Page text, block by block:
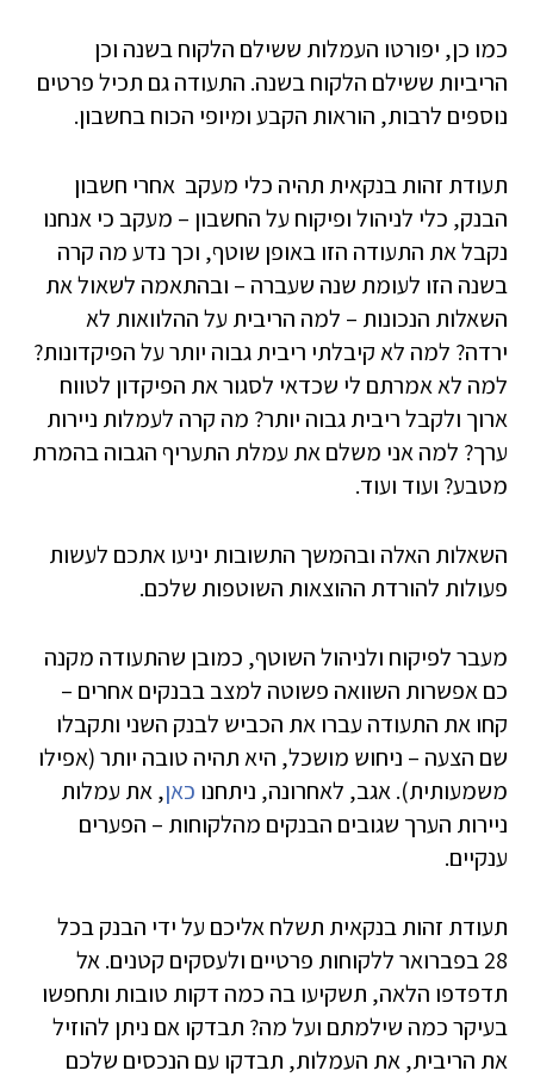
כמו כן, יפורטו העמלות ששילם הלקוח בשנה וכן
הריביות ששילם הלקוח בשנה. התעודה גם תכיל פרטים
נוספים לרבות, הוראות הקבע ומיופי הכוח בחשבון.
תעודת זהות בנקאית תהיה כלי מעקב אחרי חשבון
הבנק, כלי לניהול ופיקוח על החשבון – מעקב כי אנחנו
נקבל את התעודה הזו באופן שוטף, וכך נדע מה קרה
בשנה הזו לעומת שנה שעברה – ובהתאמה לשאול את
השאלות הנכונות – למה הריבית על ההלוואות לא
ירדה? למה לא קיבלתי ריבית גבוה יותר על הפיקדונות?
למה לא אמרתם לי שכדאי לסגור את הפיקדון לטווח
ארוך ולקבל ריבית גבוה יותר? מה קרה לעמלות ניירות
ערך? למה אני משלם את עמלת התעריף הגבוה בהמרת
מטבע? ועוד ועוד.
השאלות האלה ובהמשך התשובות יניעו אתכם לעשות
פעולות להורדת ההוצאות השוטפות שלכם.
מעבר לפיקוח ולניהול השוטף, כמובן שהתעודה מקנה
כם אפשרות השוואה פשוטה למצב בבנקים אחרים –
קחו את התעודה עברו את הכביש לבנק השני ותקבלו
שם הצעה – ניחוש מושכל, היא תהיה טובה יותר (אפילו
משמעותית). אגב, לאחרונה, ניתחנו כאן, את עמלות
ניירות הערך שגובים הבנקים מהלקוחות – הפערים
ענקיים.
תעודת זהות בנקאית תשלח אליכם על ידי הבנק בכל
28 בפברואר ללקוחות פרטיים ולעסקים קטנים. אל
תדפדפו הלאה, תשקיעו בה כמה דקות טובות ותחפשו
בעיקר כמה שילמתם ועל מה? תבדקו אם ניתן להוזיל
את הריבית, את העמלות, תבדקו עם הנכסים שלכם